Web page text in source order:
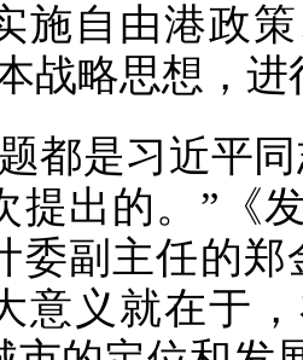
施自由港政
战略思想，
都是习近平
提出的。”《
委副主任的
意义就在于